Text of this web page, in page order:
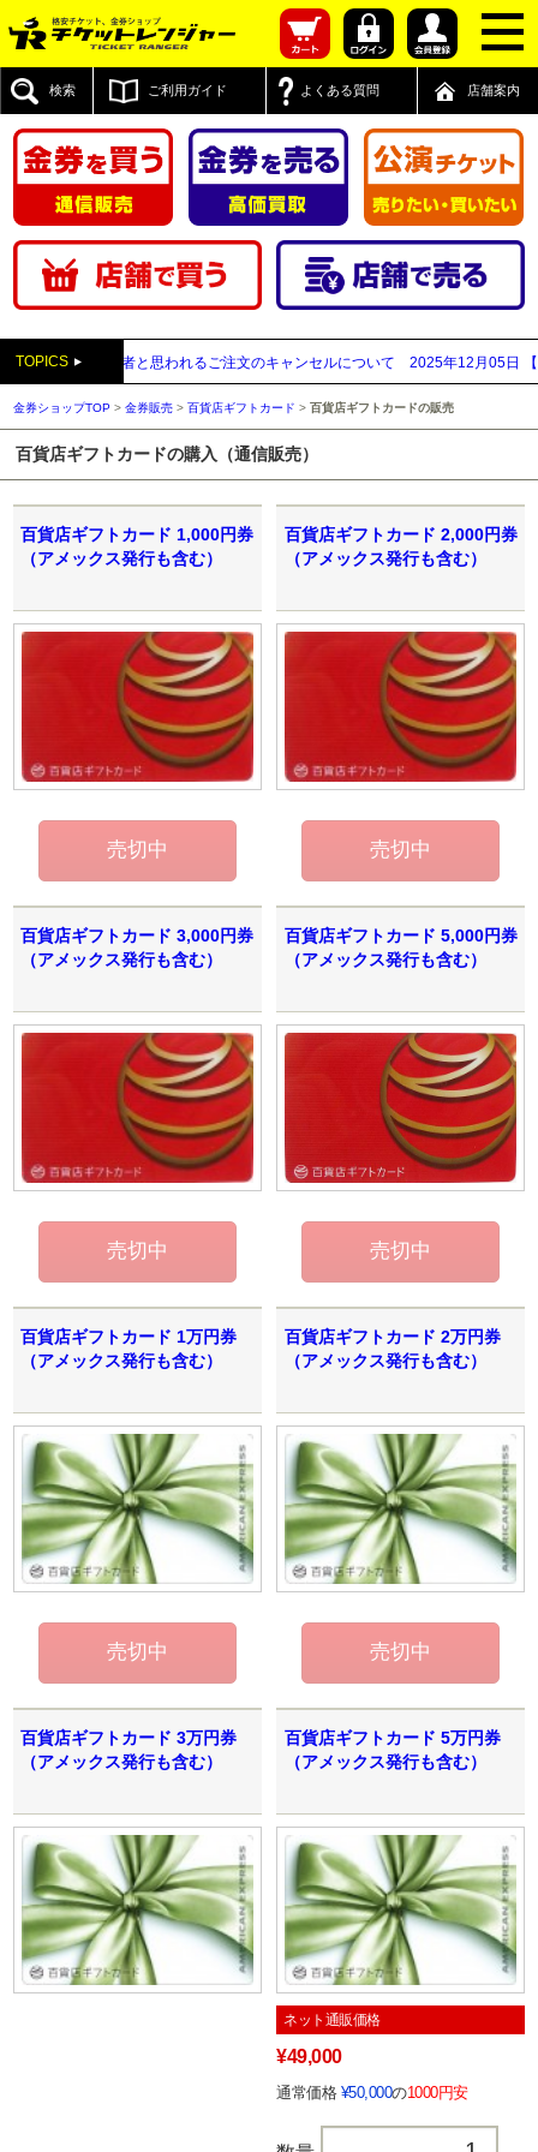
検索 ご利用ガイド よくある質問 店舗案内
TOPICS
い買取業者と思われるご注文のキャンセルについて 2025年12月05日 【2025
金券ショップTOP >金券販売 >百貨店ギフトカード >百貨店ギフトカードの販売
百貨店ギフトカードの購入（通信販売）
百貨店ギフトカード 1,000円券
（アメックス発行も含む）
百貨店ギフトカード 2,000円券
（アメックス発行も含む）
百貨店ギフトカード 3,000円券
（アメックス発行も含む）
百貨店ギフトカード 5,000円券
（アメックス発行も含む）
百貨店ギフトカード 1万円券
（アメックス発行も含む）
百貨店ギフトカード 2万円券
（アメックス発行も含む）
百貨店ギフトカード 3万円券
（アメックス発行も含む）
百貨店ギフトカード 5万円券
（アメックス発行も含む）
ネット通販価格
¥49,000
通常価格 ¥50,000の1000円安